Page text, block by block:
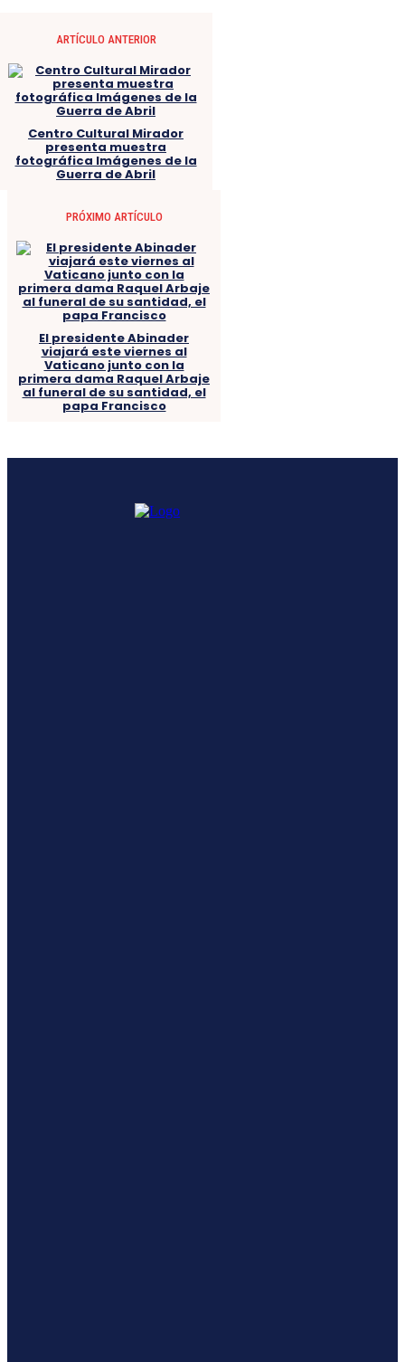
ARTÍCULO ANTERIOR
Centro Cultural Mirador
presenta muestra
fotográfica Imágenes de la
Guerra de Abril
PRÓXIMO ARTÍCULO
El presidente Abinader
viajará este viernes al
Vaticano junto con la
primera dama Raquel Arbaje
al funeral de su santidad, el
papa Francisco